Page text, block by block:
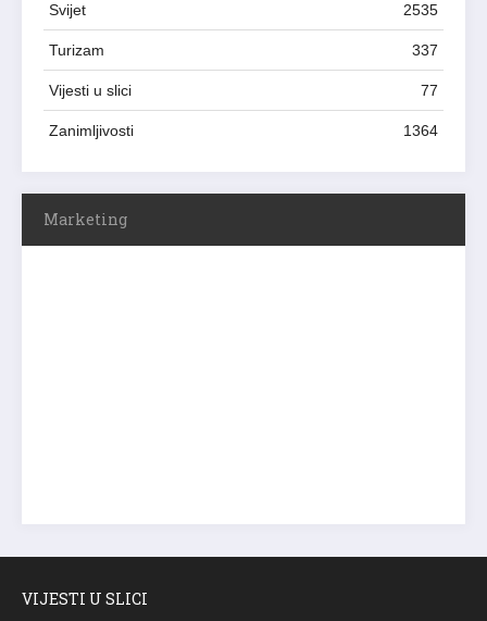
Svijet 2535
Turizam 337
Vijesti u slici 77
Zanimljivosti 1364
Marketing
VIJESTI U SLICI